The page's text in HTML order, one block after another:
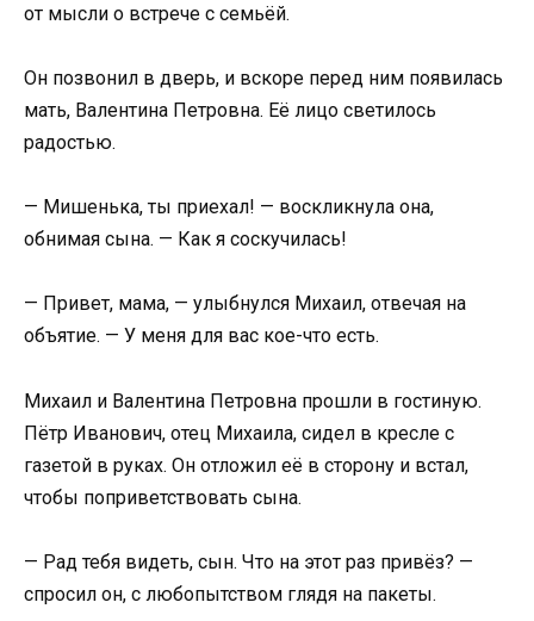
от мысли о встрече с семьёй.
Он позвонил в дверь, и вскоре перед ним появилась
мать, Валентина Петровна. Её лицо светилось
радостью.
— Мишенька, ты приехал! — воскликнула она,
обнимая сына. — Как я соскучилась!
— Привет, мама, — улыбнулся Михаил, отвечая на
объятие. — У меня для вас кое-что есть.
Михаил и Валентина Петровна прошли в гостиную.
Пётр Иванович, отец Михаила, сидел в кресле с
газетой в руках. Он отложил её в сторону и встал,
чтобы поприветствовать сына.
— Рад тебя видеть, сын. Что на этот раз привёз? —
спросил он, с любопытством глядя на пакеты.